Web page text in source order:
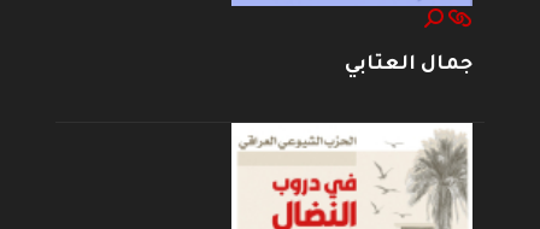
جمال العتابي